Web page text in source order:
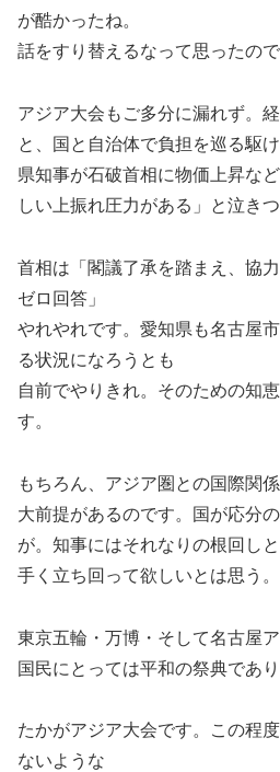
が酷かったね。
話をすり替えるなって思ったので
アジア大会もご多分に漏れず。
と、国と自治体で負担を巡る駆
県知事が石破首相に物価上昇な
しい上振れ圧力がある」と泣きつ
首相は「閣議了承を踏まえ、協
ゼロ回答」
やれやれです。愛知県も名古屋
る状況になろうとも
自前でやりきれ。そのための知
す。
もちろん、アジア圏との国際関
大前提があるのです。国が応分
が。知事にはそれなりの根回し
手く立ち回って欲しいとは思う。
東京五輪・万博・そして名古屋ア
国民にとっては平和の祭典であ
たかがアジア大会です。この程
ないような